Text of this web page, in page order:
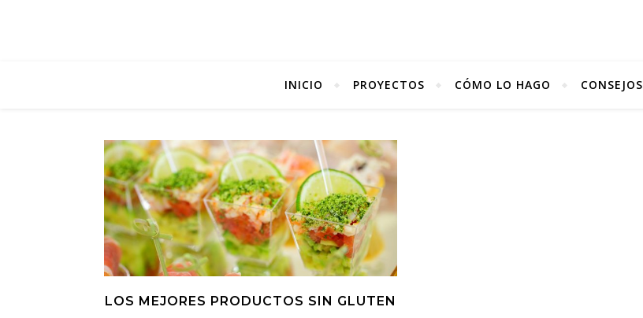
INICIO PROYECTOS CÓMO LO HAGO CONSEJOS
LOS MEJORES PRODUCTOS SIN GLUTEN